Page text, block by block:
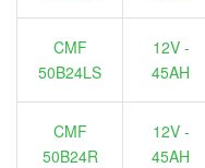
CMF
50B24LS
12V -
45AH
CMF
50B24R
12V -
45AH